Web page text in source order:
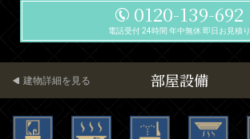
0120-139-692
電話受付 24時間 年中無休 即日お見積り
部屋設備
建物詳細を見る